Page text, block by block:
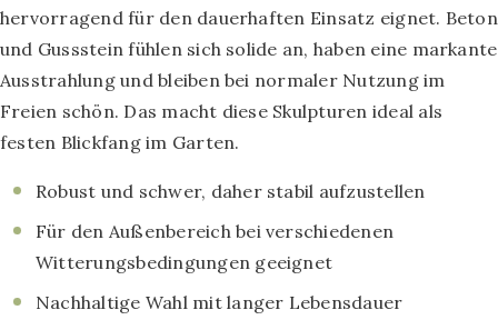
hervorragend für den dauerhaften Einsatz eignet. Beton
und Gussstein fühlen sich solide an, haben eine markante
Ausstrahlung und bleiben bei normaler Nutzung im
Freien schön. Das macht diese Skulpturen ideal als
festen Blickfang im Garten.
Robust und schwer, daher stabil aufzustellen
Für den Außenbereich bei verschiedenen
Witterungsbedingungen geeignet
Nachhaltige Wahl mit langer Lebensdauer